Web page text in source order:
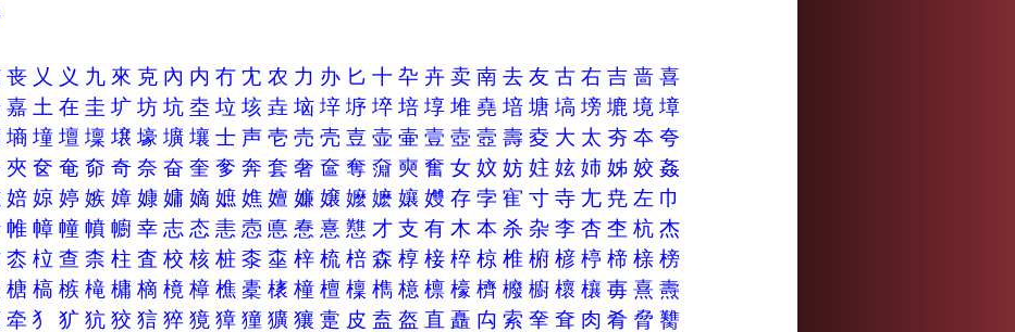
丧 乂 义 九 來 克 內 内冇 冘农 力 办 匕十卆 卉卖南去友古右吉啬喜
嘉 土在圭圹坊坑 坴垃垓垚垴垶垿埣培埻堆 堯堷塘塙塝塶境墇
墒墥壇壈壌壕壙壤士 声壱売壳壴壶壷壹壺壼壽夌 大 太 夯夲夸
夾奁奄奅奇奈奋奎奓奔套奢 奩奪奫 奭奮女妏妨妵妶姉姊姣姦
婄婛婷嫉嫜嫝嫞嫡嫬嫶嬗嬚嬢嬤嬷孃孇存孛寉寸寺尢尭 左 巾
帷幛幢幩幮幸志 态恚 悫 悳惷 憙戁 才支有 木本 杀 杂李杏杢杭杰
枩柆查柰柱査校核桩桼桽梓梳棓森椁椄椊椋椎椨楌楟楴榇榜
榶槁槉槞槦樀樈樟樵橐橠橦檀檁檇檍檩檺櫅櫠櫥櫰欀毐熹燾
牵犭犷犺狡狺猝獍獐獞獷獽疐 皮盍盔 直矗 禸 索羍耷 肉肴 脅臡